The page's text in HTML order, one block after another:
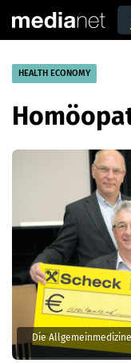
Die
HEALTH ECONOMY